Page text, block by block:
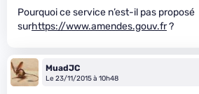
Pourquoi ce service n’est-il pas proposé
surhttps://www.amendes.gouv.fr?
MuadJC
Le 23/11/2015 à 10h48